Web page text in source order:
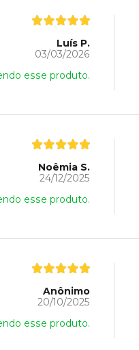
Luís P.
03/03/2026
esse produto.
Noêmia S.
24/12/2025
esse produto.
Anônimo
20/10/2025
esse produto.